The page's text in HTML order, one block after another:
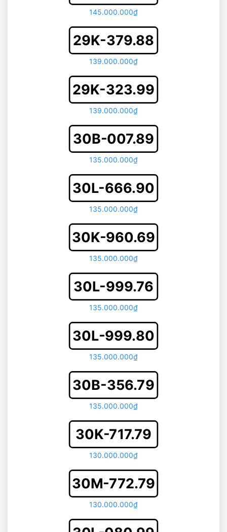
145.000.000₫
29K-379.88
139.000.000₫
29K-323.99
139.000.000₫
30B-007.89
135.000.000₫
30L-666.90
135.000.000₫
30K-960.69
135.000.000₫
30L-999.76
135.000.000₫
30L-999.80
135.000.000₫
30B-356.79
135.000.000₫
30K-717.79
130.000.000₫
30M-772.79
130.000.000₫